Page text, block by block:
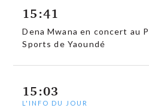
15:41
Dena Mwana en concert au
Sports de Yaoundé
15:03
L'INFO DU JOUR